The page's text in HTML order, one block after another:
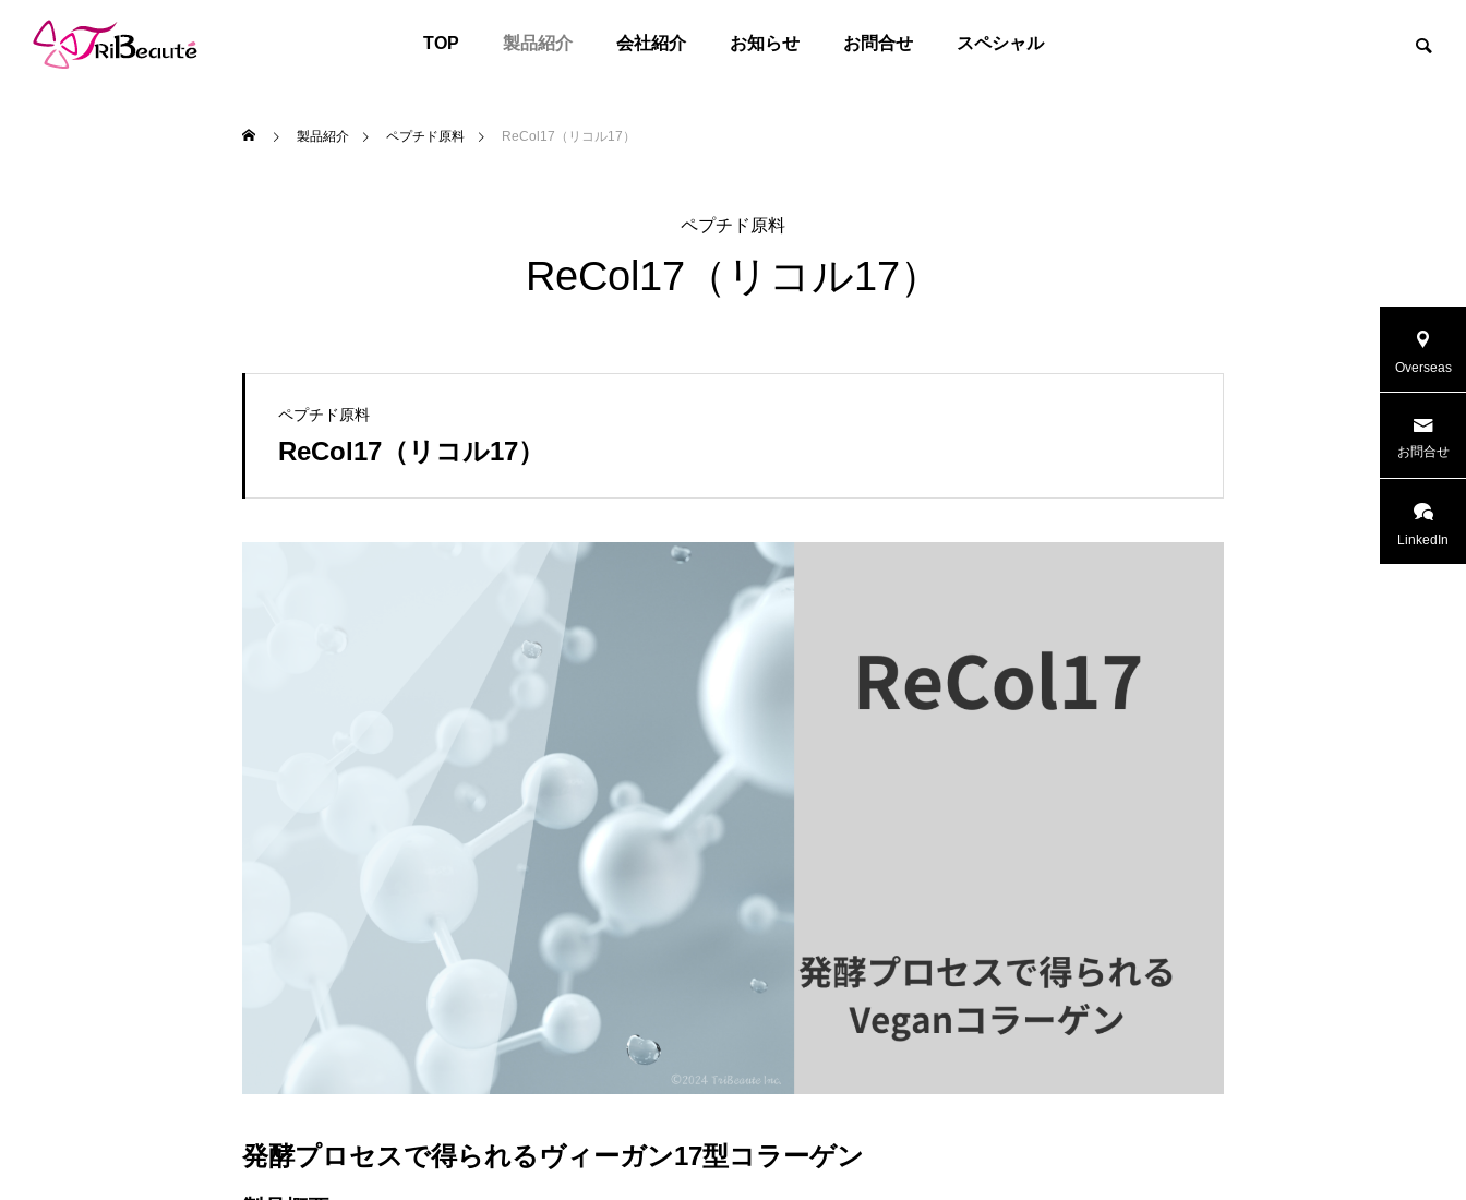
TOP 製品紹介 会社紹介 お知らせ お問合せ スペシャル
製品紹介 ペプチド原料 ReCol17（リコル17）
ペプチド原料
ReCol17（リコル17）
ペプチド原料
ReCol17（リコル17）
発酵プロセスで得られるヴィーガン17型コラーゲン
Overseas
お問合せ
LinkedIn